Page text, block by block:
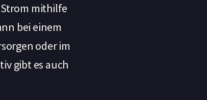
mithilfe
bei einem
oder im
gibt es auch